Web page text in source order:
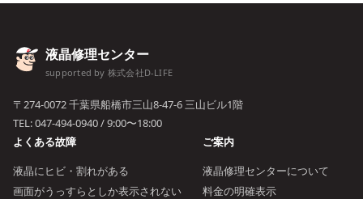
液晶修理センター
supported by 株式会社D-LIFE
〒274-0072 千葉県船橋市三山8-47-6 三山ビル1階
TEL:047-494-0940/ 9:00〜18:00
よくある故障
液晶にヒビ・割れがある
画面がうっすらとしか表示されない
ご案内
液晶修理センターについて
料金の明確表示